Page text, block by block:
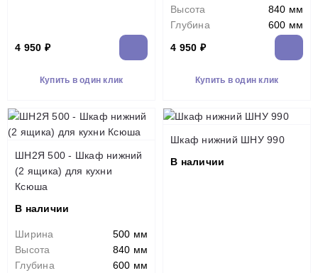
4 950 ₽
Купить в один клик
Высота
840 мм
Глубина
600 мм
4 950 ₽
Купить в один клик
ШН2Я 500 - Шкаф нижний
(2 ящика) для кухни
Ксюша
В наличии
Ширина
500 мм
Высота
840 мм
Глубина
600 мм
Шкаф нижний ШНУ 990
В наличии